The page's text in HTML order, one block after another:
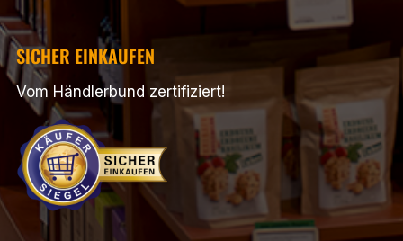
SICHER EINKAUFEN
Vom Händlerbund zertifiziert!